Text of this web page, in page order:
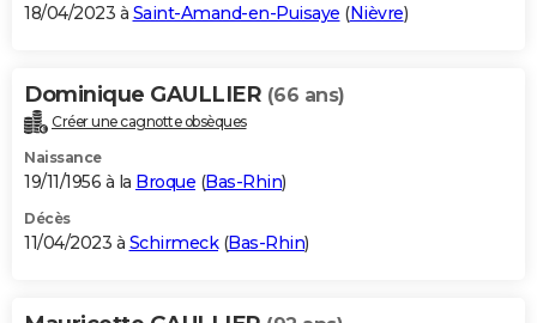
18/04/2023 à Saint-Amand-en-Puisaye (Nièvre)
Dominique GAULLIER (66 ans)
Créer une cagnotte obsèques
Naissance
19/11/1956 à la Broque (Bas-Rhin)
Décès
11/04/2023 à Schirmeck(Bas-Rhin)